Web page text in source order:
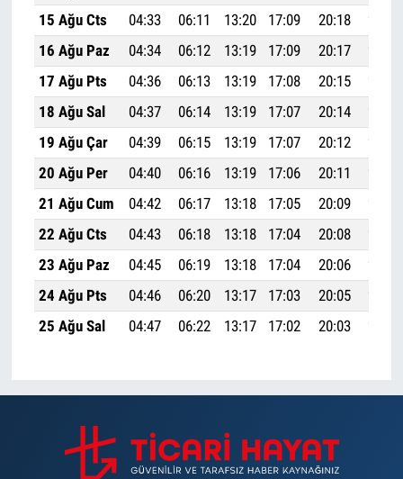
15 Ağu Cts
04:33 06:11 13:20 17:09 20:18
16 Ağu Paz
04:34 06:12 13:19 17:09 20:17
17 Ağu Pts
04:36 06:13 13:19 17:08 20:15
18 Ağu Sal
04:37 06:14 13:19 17:07 20:14
19 Ağu Çar
04:39 06:15 13:19 17:07 20:12
20 Ağu Per
04:40 06:16 13:19 17:06 20:11
21 Ağu Cum
04:42 06:17 13:18 17:05 20:09
22 Ağu Cts
04:43 06:18 13:18 17:04 20:08
23 Ağu Paz
04:45 06:19 13:18 17:04 20:06
24 Ağu Pts
04:46 06:20 13:17 17:03 20:05
25 Ağu Sal
04:47 06:22 13:17 17:02 20:03